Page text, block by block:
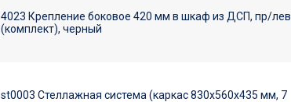
4023 Крепление боковое 420 мм в шкаф из ДСП, пр/лев
(комплект), черный
st0003 Стеллажная система (каркас 830х560х435 мм, 7